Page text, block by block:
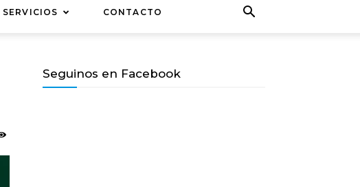
SERVICIOS CONTACTO
Seguinos en Facebook